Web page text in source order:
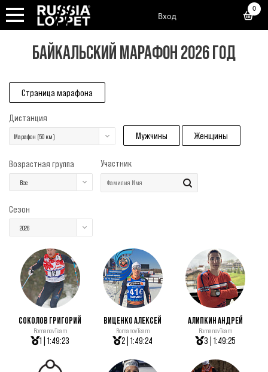
Вход
0
БАЙКАЛЬСКИЙ МАРАФОН 2026 ГОД
Страница марафона
Дистанция
Марафон (50 км) Мужчины Женщины
Возрастная группа
Все
Участник
Сезон
2026
СОКОЛОВ ГРИГОРИЙ
RomanovTeam
1 | 1:49:23
ВИЦЕНКО АЛЕКСЕЙ
RomanovTeam
2 | 1:49:24
АЛИПКИН АНДРЕЙ
RomanovTeam
3 | 1:49:25